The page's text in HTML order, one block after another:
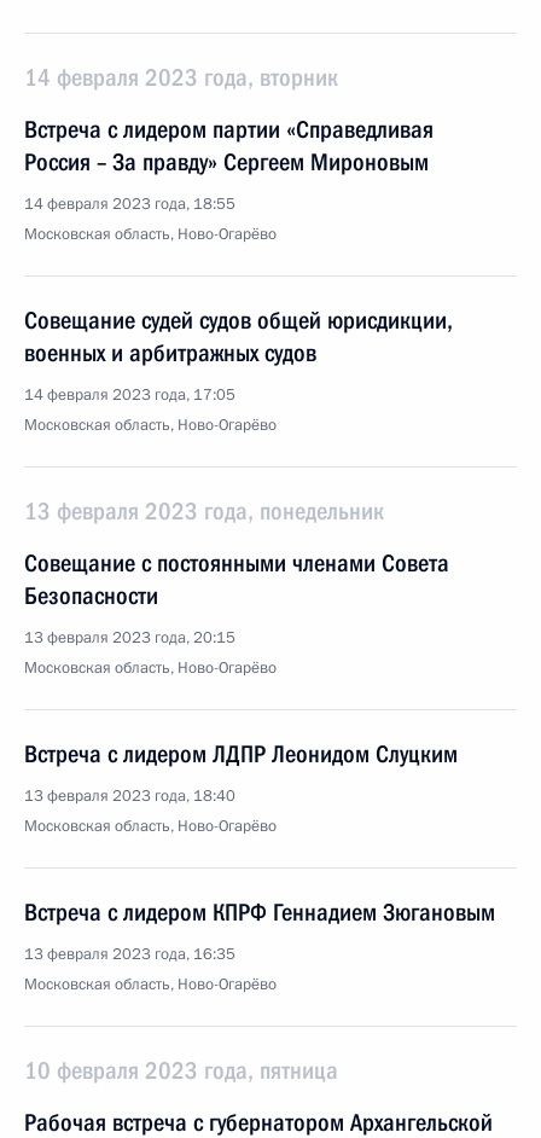
14 февраля 2023 года, вторник
Встреча с лидером партии «Справедливая
Россия – За правду» Сергеем Мироновым
14 февраля 2023 года, 18:55
Московская область, Ново-Огарёво
Совещание судей судов общей юрисдикции,
военных и арбитражных судов
14 февраля 2023 года, 17:05
Московская область, Ново-Огарёво
13 февраля 2023 года, понедельник
Совещание с постоянными членами Совета
Безопасности
13 февраля 2023 года, 20:15
Московская область, Ново-Огарёво
Встреча с лидером ЛДПР Леонидом Слуцким
13 февраля 2023 года, 18:40
Московская область, Ново-Огарёво
Встреча с лидером КПРФ Геннадием Зюгановым
13 февраля 2023 года, 16:35
Московская область, Ново-Огарёво
10 февраля 2023 года, пятница
Рабочая встреча с губернатором Архангельской